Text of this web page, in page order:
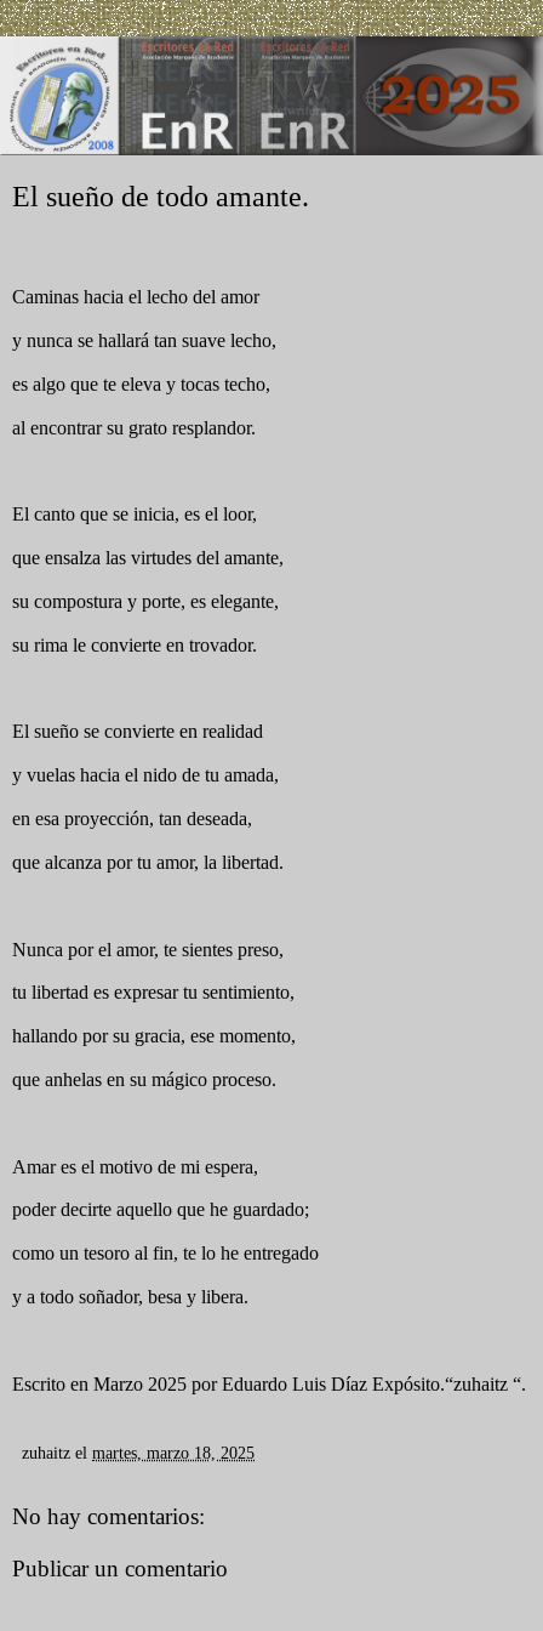
El sueño de todo amante.
Caminas hacia el lecho del amor
y nunca se hallará tan suave lecho,
es algo que te eleva y tocas techo,
al encontrar su grato resplandor.
El canto que se inicia, es el loor,
que ensalza las virtudes del amante,
su compostura y porte, es elegante,
su rima le convierte en trovador.
El sueño se convierte en realidad
y vuelas hacia el nido de tu amada,
en esa proyección, tan deseada,
que alcanza por tu amor, la libertad.
Nunca por el amor, te sientes preso,
tu libertad es expresar tu sentimiento,
hallando por su gracia, ese momento,
que anhelas en su mágico proceso.
Amar es el motivo de mi espera,
poder decirte aquello que he guardado;
como un tesoro al fin, te lo he entregado
y a todo soñador, besa y libera.
Escrito en Marzo 2025 por Eduardo Luis Díaz Expósito.“zuhaitz “.
zuhaitz el martes, marzo 18, 2025
No hay comentarios:
Publicar un comentario